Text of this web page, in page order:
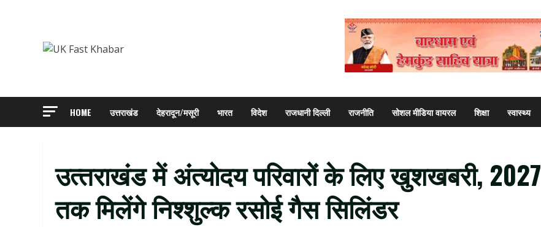
HOME उत्तराखंड देहरादून/मसूरी भारत विदेश राजधानी दिल्ली राजनीति सोशल मीडिया वायरल शिक्षा स्वास्थ्य
उत्‍तराखंड में अंत्योदय परिवारों के लिए खुशखबरी, 2027
तक मिलेंगे निश्शुल्क रसोई गैस सिलिंडर